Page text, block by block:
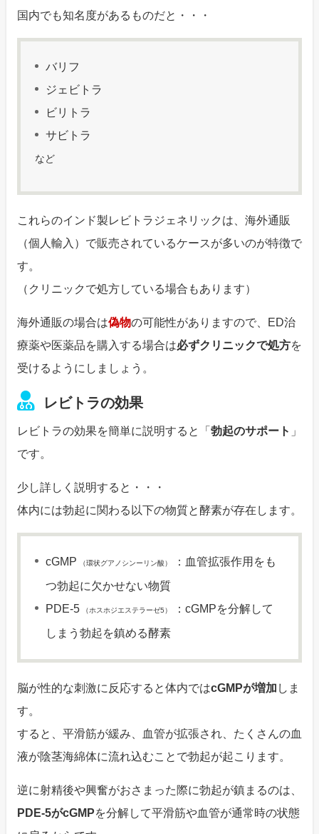
国内でも知名度があるものだと・・・
バリフ
ジェビトラ
ビリトラ
サビトラ
など
これらのインド製レビトラジェネリックは、海外通販
（個人輸入）で販売されているケースが多いのが特徴で
す。
（クリニックで処方している場合もあります）
海外通販の場合は偽物の可能性がありますので、ED治
療薬や医薬品を購入する場合は必ずクリニックで処方を
受けるようにしましょう。
レビトラの効果
レビトラの効果を簡単に説明すると「 勃起のサポート 」
です。
少し詳しく説明すると・・・
体内には勃起に関わる以下の物質と酵素が存在します。
cGMP （環状グアノシンーリン酸）
：血管拡張作用をも
つ勃起に欠かせない物質
PDE-5
（ホスホジエステラーゼ5）
：cGMPを分解して
しまう勃起を鎮める酵素
脳が性的な刺激に反応すると体内ではcGMPが増加 しま
す。
すると、平滑筋が緩み、血管が拡張され、たくさんの血
液が陰茎海綿体に流れ込むことで勃起が起こります。
逆に射精後や興奮がおさまった際に勃起が鎮まるのは、
PDE-5がcGMPを分解して平滑筋や血管が通常時の状態